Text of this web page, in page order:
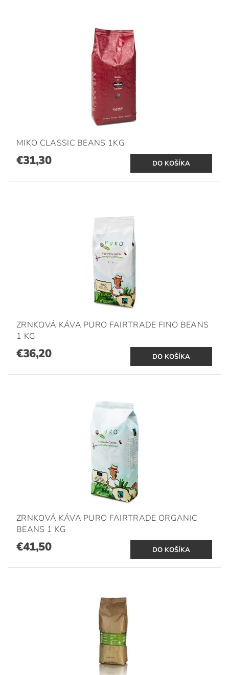
MIKO CLASSIC BEANS 1KG
€31,30
ZRNKOVÁ KÁVA PURO FAIRTRADE FINO BEANS
1 KG
€36,20
ZRNKOVÁ KÁVA PURO FAIRTRADE ORGANIC
BEANS 1 KG
€41,50